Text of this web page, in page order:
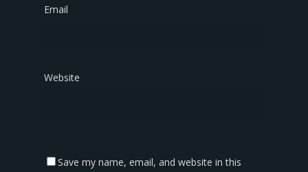
Email
Website
Save my name, email, and website in this